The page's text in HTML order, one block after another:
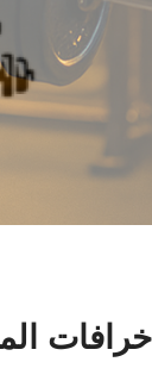
خرافات